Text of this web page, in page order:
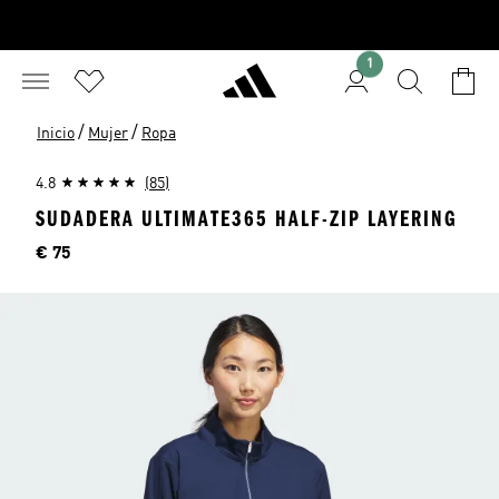
1
Inicio / Mujer / Ropa
4.8 (85)
SUDADERA ULTIMATE365 HALF-ZIP LAYERING
Precio
€ 75